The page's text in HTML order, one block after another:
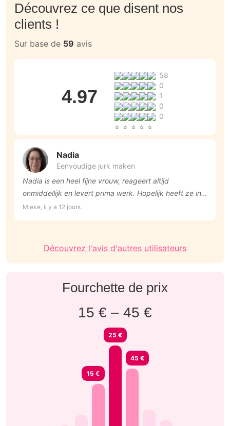
Découvrez ce que disent nos
clients !
Sur base de 59 avis
4.97
58
0
1
0
0
Nadia
Eenvoudige jurk maken
Nadia is een heel fijne vrouw, reageert altijd
onmiddellijk en levert prima werk. Hopelijk heeft ze in
de toekomst nog tijd om voor mij nog wat te werken!
Mieke, il y a 12 jours
Découvrez l'avis d'autres utilisateurs
Fourchette de prix
15 € – 45 €
15 €
25 €
45 €